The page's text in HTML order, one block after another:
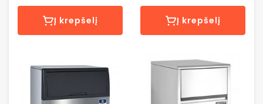
Į krepšelį Į krepšelį